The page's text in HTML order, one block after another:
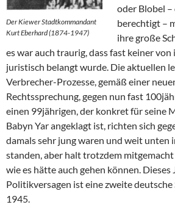
Der Kiewer Stadtkommandant
Kurt Eberhard (1874-1947)
oder Blobel –
berechtigt –
ihre große
es war auch traurig, dass fast keiner
juristisch belangt wurde. Die aktuellen
Verbrecher-Prozesse, gemäß einer
Rechtssprechung, gegen nun fast
einen 99jährigen, der konkret für seine
Babyn Yar angeklagt ist, richten sich
damals sehr jung waren und weit unten
standen, aber halt trotzdem mitgemacht
wie es hätte auch gehen können. Dieses
Politikversagen ist eine zweite deutsche
1945.